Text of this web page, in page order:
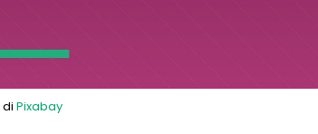
di Pixabay